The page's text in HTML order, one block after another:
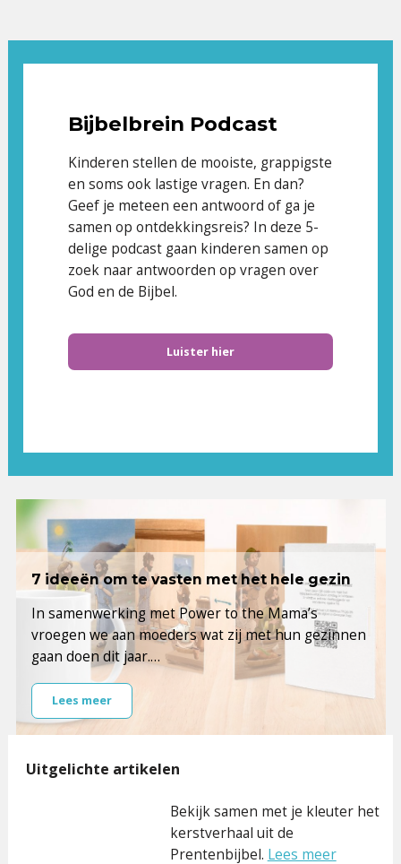
Bijbelbrein Podcast
Kinderen stellen de mooiste, grappigste
en soms ook lastige vragen. En dan?
Geef je meteen een antwoord of ga je
samen op ontdekkingsreis? In deze 5-
delige podcast gaan kinderen samen op
zoek naar antwoorden op vragen over
God en de Bijbel.
Luister hier
7 ideeën om te vasten met het hele gezin
In samenwerking met Power to the Mama’s
vroegen we aan moeders wat zij met hun gezinnen
gaan doen dit jaar.…
Lees meer
Uitgelichte artikelen
Bekijk samen met je kleuter het
kerstverhaal uit de
Prentenbijbel. Lees meer